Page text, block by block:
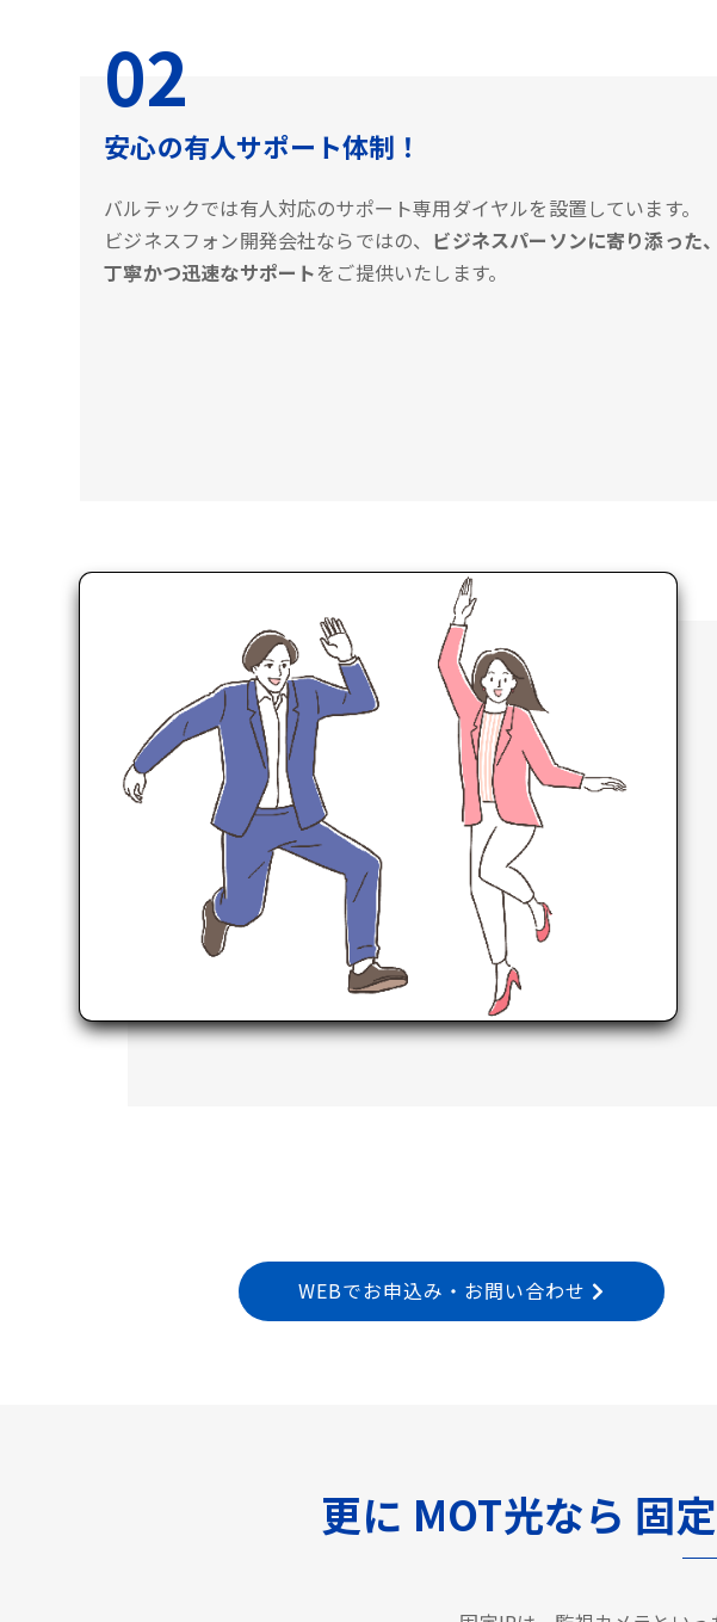
02
安心の有人サポート体制！
バルテックでは有人対応のサポート専用ダイヤルを設置しています。
ビジネスフォン開発会社ならではの、 ビジネスパーソンに寄り添った、
丁寧かつ迅速なサポートをご提供いたします。
WEBでお申込み・お問い合わせ
更に MOT光なら 固